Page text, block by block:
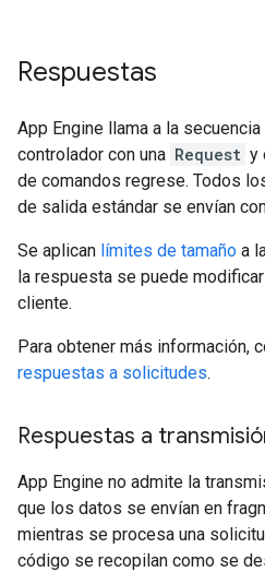
Respuestas
App Engine llama a la
controlador con una Request y
de comandos regrese. Todos
de salida estándar se envían
Se aplican límites de tamaño a
la respuesta se puede
cliente.
Para obtener más información,
respuestas a solicitudes.
Respuestas a
App Engine no admite la
que los datos se envían en
mientras se procesa una
código se recopilan como se